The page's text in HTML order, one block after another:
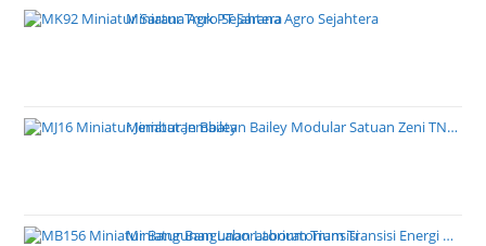
Miniatur Truk PT Sarana Agro Sejahtera
Miniatur Jembatan Bailey Modular Satuan Zeni TNI AD
Miniatur Bangunan Laboratorium Transisi Energi PT PLN